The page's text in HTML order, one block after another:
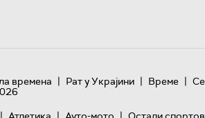
времена | Рат у Украјини | Време |